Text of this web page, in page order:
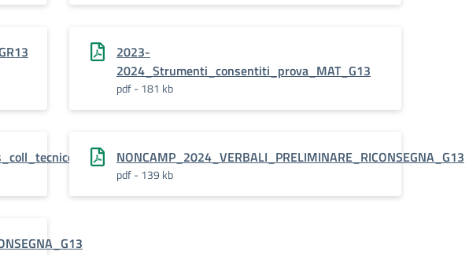
2023-
2024_Strumenti_consentiti_prova_MAT_G13
pdf - 181 kb
NONCAMP_2024_VERBALI_PRELIMINARE_RICONSEGNA_G13
pdf - 139 kb